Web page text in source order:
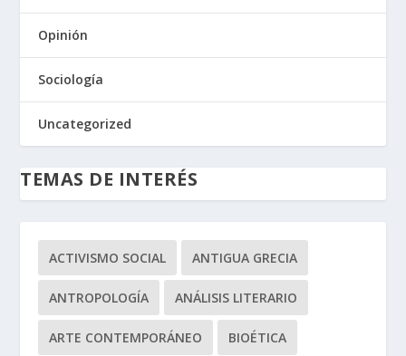
Opinión
Sociología
Uncategorized
TEMAS DE INTERÉS
ACTIVISMO SOCIAL ANTIGUA GRECIA
ANTROPOLOGÍA ANÁLISIS LITERARIO
ARTE CONTEMPORÁNEO BIOÉTICA